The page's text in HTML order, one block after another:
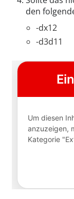
den
-dx12
-d3d11